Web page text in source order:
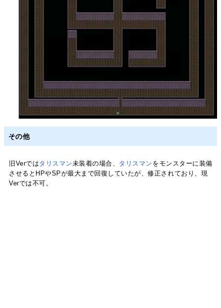
その他
旧Verではタリスマン未装着の場合、 タリスマン をモンスターに装備
させるとHPやSPが最大まで回復していたが、修正されており、現
Verでは不可。